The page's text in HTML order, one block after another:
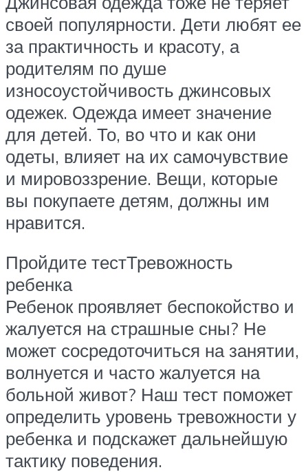
своей популярности. Дети любят ее
за практичность и красоту, а
родителям по душе
износоустойчивость джинсовых
одежек. Одежда имеет значение
для детей. То, во что и как они
одеты, влияет на их самочувствие
и мировоззрение. Вещи, которые
вы покупаете детям, должны им
нравится.
Пройдите тестТревожность
ребенка
Ребенок проявляет беспокойство и
жалуется на страшные сны? Не
может сосредоточиться на занятии,
волнуется и часто жалуется на
больной живот? Наш тест поможет
определить уровень тревожности у
ребенка и подскажет дальнейшую
тактику поведения.